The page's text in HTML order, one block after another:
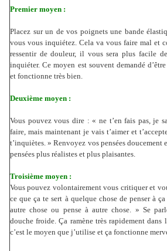
Premier moyen :
Placez sur un de vos poignets une bande
vous vous inquiétez. Cela va vous faire mal et
ressentir de douleur, il vous sera plus facile
inquiéter. Ce moyen est souvent demandé
et fonctionne très bien.
Deuxième moyen :
Vous pouvez vous dire : « ne t’en fais pas, je
faire, mais maintenant je vais t’aimer et
t’inquiètes. » Renvoyez vos pensées doucement
pensées plus réalistes et plus plaisantes.
Troisième moyen :
Vous pouvez volontairement vous critiquer et
ce que ça te sert à quelque chose de penser à
autre chose ou pense à autre chose. » Se
douche froide. Ça ramène très rapidement dans
c’est le moyen que j’utilise et ça fonctionne